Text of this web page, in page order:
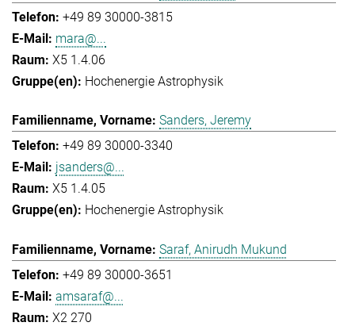
+49 89 30000-3815
mara@...
X5 1.4.06
Hochenergie Astrophysik
Sanders, Jeremy
+49 89 30000-3340
jsanders@...
X5 1.4.05
Hochenergie Astrophysik
Saraf, Anirudh Mukund
+49 89 30000-3651
amsaraf@...
X2 270